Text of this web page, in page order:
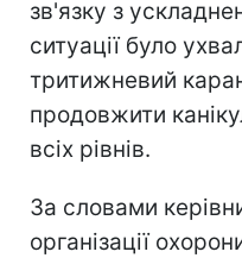
зв'язку з
ситуації було
тритижневий
продовжити
всіх рівнів.
За словами
організації